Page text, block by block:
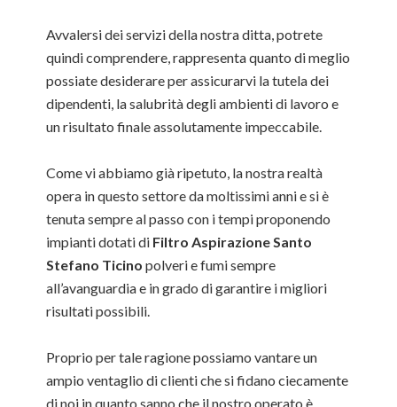
Avvalersi dei servizi della nostra ditta, potrete
quindi comprendere, rappresenta quanto di meglio
possiate desiderare per assicurarvi la tutela dei
dipendenti, la salubrità degli ambienti di lavoro e
un risultato finale assolutamente impeccabile.
Come vi abbiamo già ripetuto, la nostra realtà
opera in questo settore da moltissimi anni e si è
tenuta sempre al passo con i tempi proponendo
impianti dotati di Filtro Aspirazione Santo
Stefano Ticino polveri e fumi sempre
all’avanguardia e in grado di garantire i migliori
risultati possibili.
Proprio per tale ragione possiamo vantare un
ampio ventaglio di clienti che si fidano ciecamente
di noi in quanto sanno che il nostro operato è